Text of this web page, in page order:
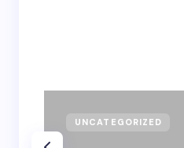
UNCATEGORIZED